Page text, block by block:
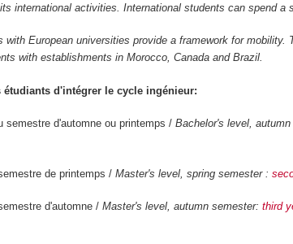
international activities. International students can spend a
with European universities provide a framework for mobility.
with establishments in Morocco, Canada and Brazil.
d'intégrer le cycle ingénieur:
semestre d'automne ou printemps /Bachelor's level,
de printemps /Master's level, spring semester :
d'automne /Master's level, autumn semester:third